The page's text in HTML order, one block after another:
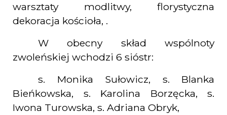
warsztaty modlitwy, florystyczna
dekoracja kościoła, .
W obecny skład wspólnoty
zwoleńskiej wchodzi 6 sióstr:
s. Monika Sułowicz, s. Blanka
Bieńkowska, s. Karolina Borzęcka, s.
Iwona Turowska, s. Adriana Obryk,